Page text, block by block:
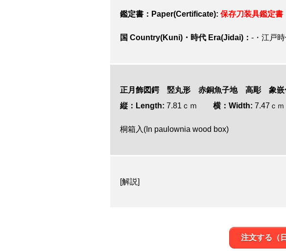
鑑定書：Paper(Certificate): 保存刀装具鑑定書
国 Country(Kuni)・時代 Era(Jidai)： -・ 江戸
正月飾図鍔 竪丸形 赤銅魚子地 高彫 象
縦：Length: 7.81ｃｍ 横：Width: 7.47 ｃ
桐箱入(In paulownia wood box)
[解説]
注文する（